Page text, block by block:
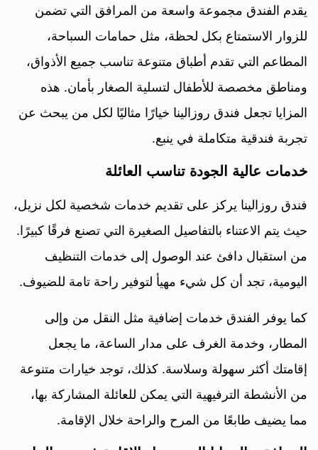
يقدم الفندق مجموعة واسعة من المرافق التي تضمن
للزوار الاستمتاع بكل لحظة، مثل حمامات السباحة،
المطاعم التي تقدم أطباق متنوعة تناسب جميع الأذواق،
ومناطق مخصصة للأطفال لتسلية الصغار بأمان. هذه
المزايا تجعل فندق روزالينا خيارًا مثاليًا لكل من يبحث عن
تجربة فندقية متكاملة في ينبع.
خدمات عالية الجودة تناسب العائلة
فندق روزالينا يركز على تقديم خدمات شخصية لكل نزيل،
حيث يتم الاعتناء بالتفاصيل الصغيرة التي تصنع فرقًا كبيرًا.
من استقبال دافئ عند الوصول إلى خدمات التنظيف
اليومية، تجد أن كل شيء مهيأ لتوفير راحة تامة للضيوف.
كما يوفر الفندق خدمات إضافية مثل النقل من وإلى
المطار، وخدمة الغرف على مدار الساعة، ما يجعل
إقامتك أكثر سهولة وسلاسة. كذلك، توجد خيارات متنوعة
من الأنشطة الترفيهية التي يمكن للعائلة المشاركة بها،
مما يضيف طابعًا من المرح والراحة خلال الإقامة.